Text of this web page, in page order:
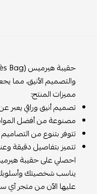
والتصميم الأنيق، مما
مميزات المنتج:
تصميم أنيق وراقي يعبر عن
مصنوعة من أفضل المواد
تتوفر بتنوع من التصاميم
تتميز بتفاصيل دقيقة
احصلي على حقيبة هيرميس
يناسب شخصيتك وأسلوبك
عليها الآن من متجر آي سفن